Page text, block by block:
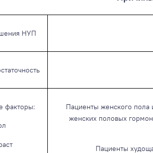
НУП
факторы:
Пациенты женского
женских половых
Пациенты